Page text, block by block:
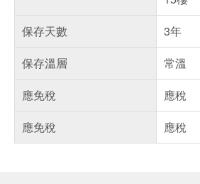
保存天數
3年
保存溫層
常溫
應免稅
應稅
應免稅
應稅